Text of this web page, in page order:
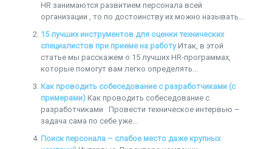
HR занимаются развитием персонала всей
организации , то по достоинству их можно называть...
15 лучших инструментов для оценки технических
специалистов при приеме на работу Итак, в этой
статье мы расскажем о 15 лучших HR-программах,
которые помогут вам легко определять...
Как проводить собеседование с разработчиками (с
примерами) Как проводить собеседование с
разработчиками Провести техническое интервью –
задача сама по себе уже...
Поиск персонала – слабое место даже крупных